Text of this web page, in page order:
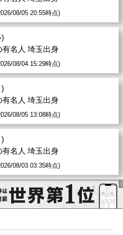
08/05 20:55時点)
)
名人 埼玉出身
08/04 15:29時点)
)
名人 埼玉出身
08/05 13:08時点)
)
名人 埼玉出身
08/03 03:35時点)